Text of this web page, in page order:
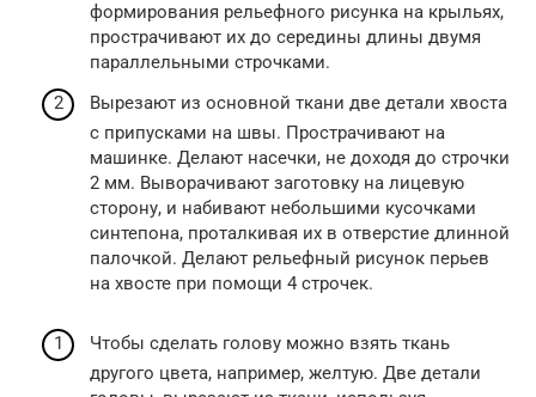
формирования рельефного рисунка на крыльях,
прострачивают их до середины длины двумя
параллельными строчками.
Вырезают из основной ткани две детали хвоста
с припусками на швы. Прострачивают на
машинке. Делают насечки, не доходя до строчки
2 мм. Выворачивают заготовку на лицевую
сторону, и набивают небольшими кусочками
синтепона, проталкивая их в отверстие длинной
палочкой. Делают рельефный рисунок перьев
на хвосте при помощи 4 строчек.
Чтобы сделать голову можно взять ткань
другого цвета, например, желтую. Две детали